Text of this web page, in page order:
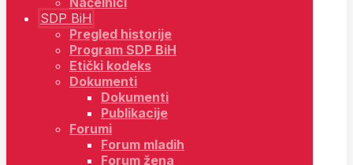
SDP BiH
Pregled historije
Program SDP BiH
Etički kodeks
Dokumenti
Dokumenti
Publikacije
Forumi
Forum mladih
Forum žena